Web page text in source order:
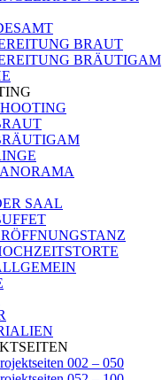
BRAUT
BRÄUTIGAM
SAAL
002 – 050